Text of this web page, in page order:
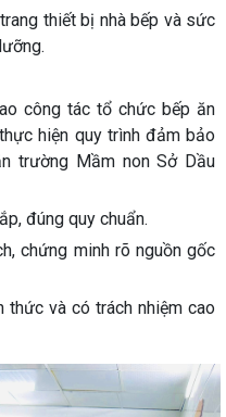
thiết bị nhà bếp và sức
công tác tổ chức bếp ăn
hiện quy trình đảm bảo
trường Mầm non Sở Dầu
đúng quy chuẩn.
chứng minh rõ nguồn gốc
thức và có trách nhiệm cao